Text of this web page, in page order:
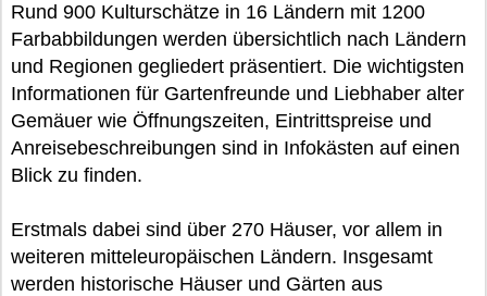
Rund 900 Kulturschätze in 16 Ländern mit 1200
Farbabbildungen werden übersichtlich nach Ländern
und Regionen gegliedert präsentiert. Die wichtigsten
Informationen für Gartenfreunde und Liebhaber alter
Gemäuer wie Öffnungszeiten, Eintrittspreise und
Anreisebeschreibungen sind in Infokästen auf einen
Blick zu finden.
Erstmals dabei sind über 270 Häuser, vor allem in
weiteren mitteleuropäischen Ländern. Insgesamt
werden historische Häuser und Gärten aus